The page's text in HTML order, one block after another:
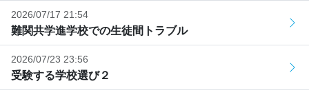
2026/07/17 21:54
難関共学進学校での生徒間トラブル
2026/07/23 23:56
受験する学校選び２